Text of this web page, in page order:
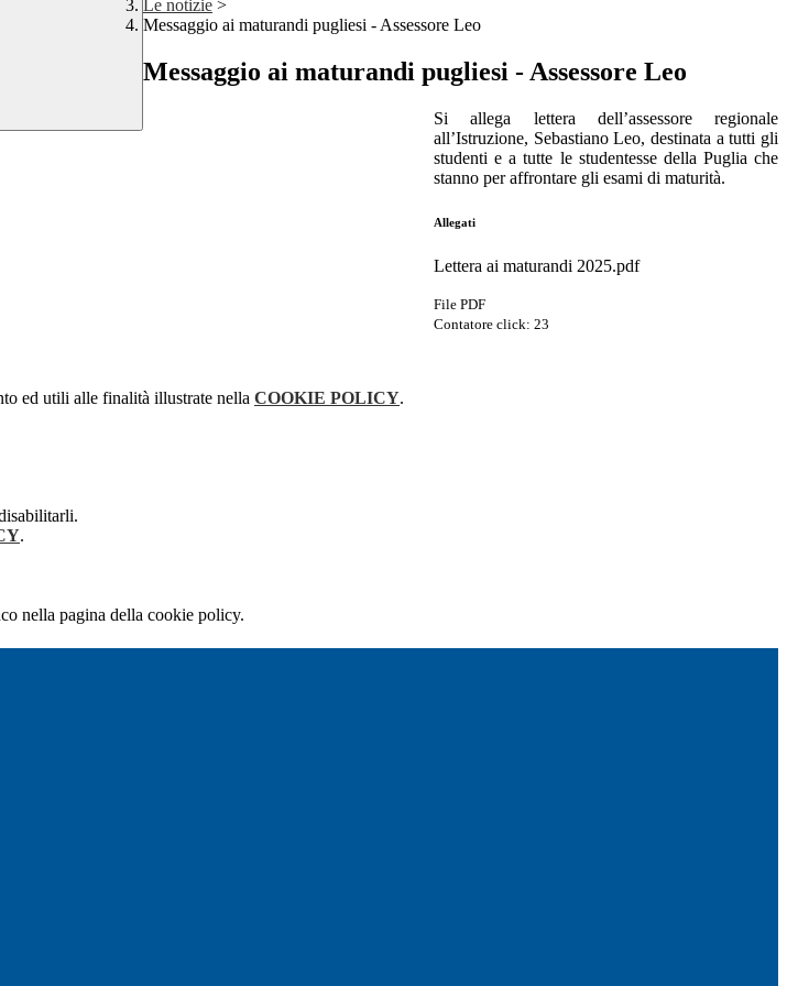
Le notizie >
Messaggio ai maturandi pugliesi - Assessore Leo
Messaggio ai maturandi pugliesi - Assessore Leo
Si allega lettera dell’assessore regionale
all’Istruzione, Sebastiano Leo, destinata a tutti gli
studenti e a tutte le studentesse della Puglia che
stanno per affrontare gli esami di maturità.
Allegati
Lettera ai maturandi 2025.pdf
File PDF
Contatore click: 23
ed utili alle finalità illustrate nella COOKIE POLICY.
.
nella pagina della cookie policy.